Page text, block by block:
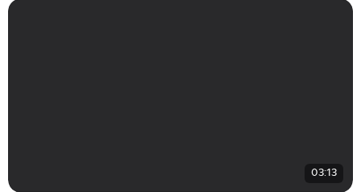
03:13